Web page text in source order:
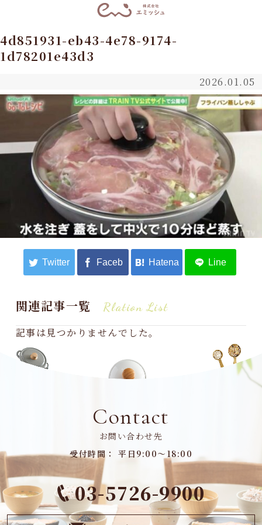
4d851931-eb43-4e78-9174-
1d78201e43d3
2026.01.05
関連記事一覧 Rlation List
記事は見つかりませんでした。
Contact
お問い合わせ先
受付時間： 平日9:00～18:00
03-5726-9900